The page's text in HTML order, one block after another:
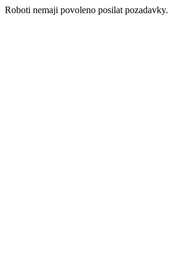
Roboti nemaji povoleno posilat pozadavky.